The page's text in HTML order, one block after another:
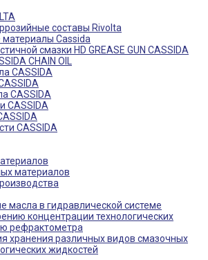
составы Rivolta
Cassida
смазки HD GREASE GUN CASSIDA
CHAIN OIL
CASSIDA
CASSIDA
CASSIDA
CASSIDA
материалов
масла в гидравлической системе
концентрации технологических
рефрактометра
хранения различных видов смазочных
жидкостей